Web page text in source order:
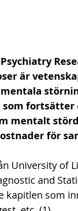
är
fortsätter
mentalt
för
University of
and
kapitlen som